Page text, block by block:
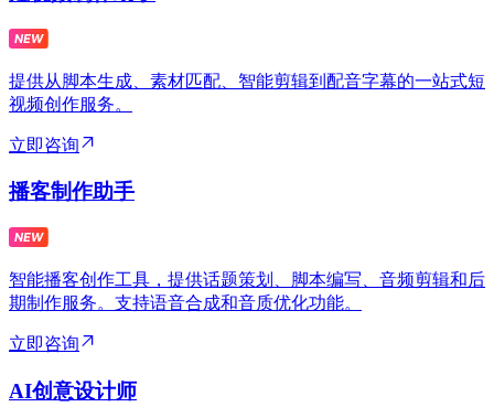
提供从脚本生成、素材匹配、智能剪辑到配音字幕的一站式短
视频创作服务。
立即咨询
播客制作助手
智能播客创作工具，提供话题策划、脚本编写、音频剪辑和后
期制作服务。支持语音合成和音质优化功能。
立即咨询
AI创意设计师